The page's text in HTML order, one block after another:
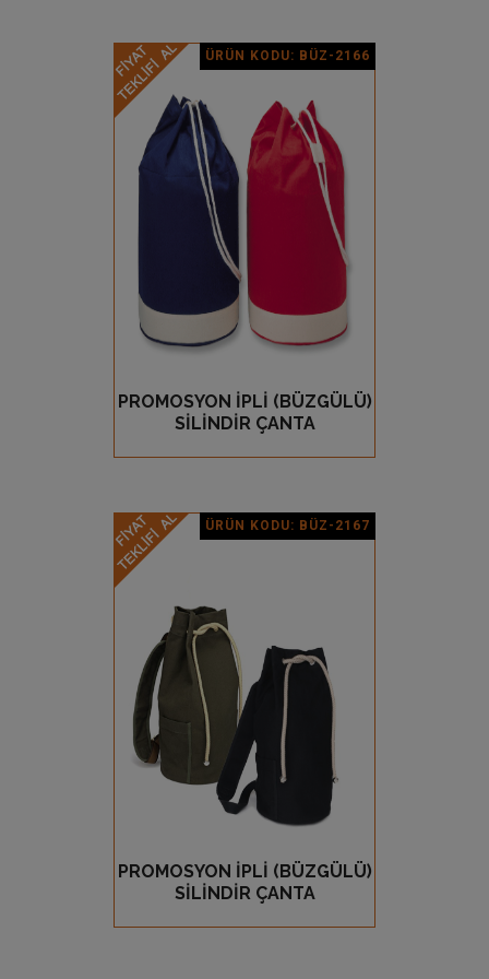
ÜRÜN KODU: BÜZ-2166
GÖZ AT
Ürün Detay
PROMOSYON İPLİ (BÜZGÜLÜ)
SİLİNDİR ÇANTA
ÜRÜN KODU: BÜZ-2167
GÖZ AT
Ürün Detay
PROMOSYON İPLİ (BÜZGÜLÜ)
SİLİNDİR ÇANTA